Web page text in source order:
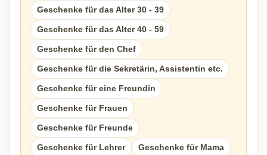
Geschenke für das Alter 30 - 39
Geschenke für das Alter 40 - 59
Geschenke für den Chef
Geschenke für die Sekretärin, Assistentin etc.
Geschenke für eine Freundin
Geschenke für Frauen
Geschenke für Freunde
Geschenke für Lehrer Geschenke für Mama